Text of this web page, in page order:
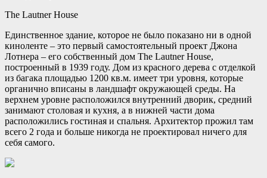
The Lautner House
Единственное здание, которое не было показано ни в одной
киноленте – это первый самостоятельный проект Джона
Лотнера – его собственный дом The Lautner House,
построенный в 1939 году. Дом из красного дерева с отделкой
из багака площадью 1200 кв.м. имеет три уровня, которые
органично вписаны в ландшафт окружающей среды. На
верхнем уровне расположился внутренний дворик, средний
занимают столовая и кухня, а в нижней части дома
расположились гостиная и спальня. Архитектор прожил там
всего 2 года и больше никогда не проектировал ничего для
себя самого.